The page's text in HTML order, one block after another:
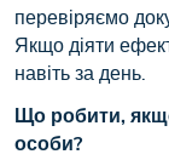
перевіряємо
Якщо діяти
навіть за день.
Що робити,
особи?